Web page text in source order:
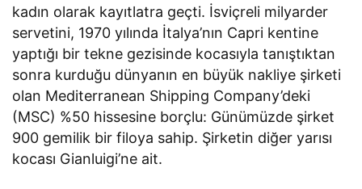
kadın olarak kayıtlatra geçti. İsviçreli milyarder
servetini, 1970 yılında İtalya’nın Capri kentine
yaptığı bir tekne gezisinde kocasıyla tanıştıktan
sonra kurduğu dünyanın en büyük nakliye şirketi
olan Mediterranean Shipping Company’deki
(MSC) %50 hissesine borçlu: Günümüzde şirket
900 gemilik bir filoya sahip. Şirketin diğer yarısı
kocası Gianluigi’ne ait.